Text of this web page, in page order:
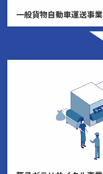
一般貨物自動車運送事業